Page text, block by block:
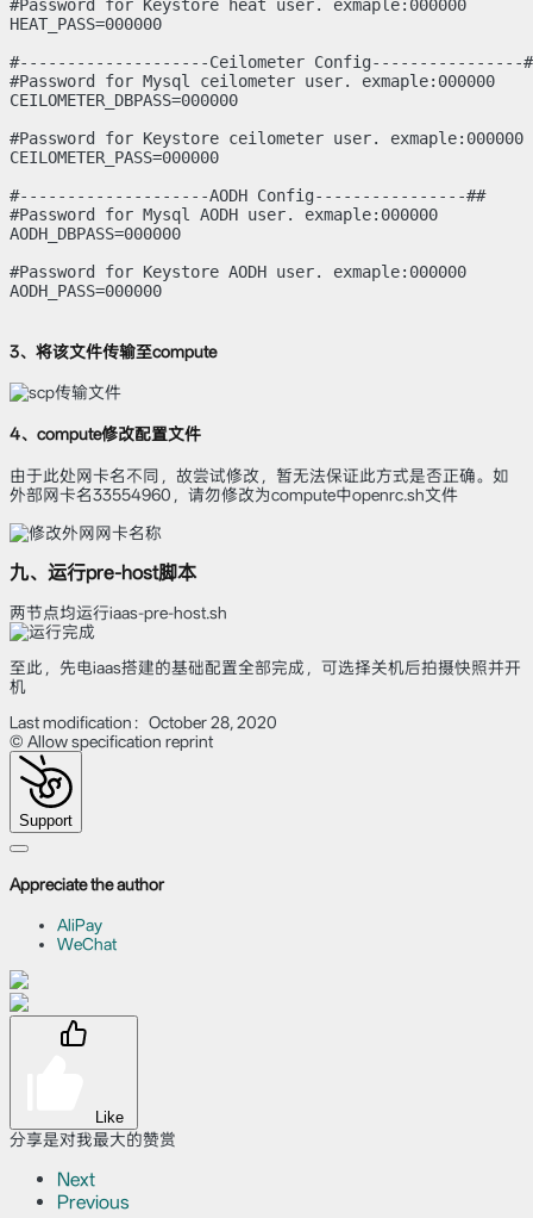
#Password for Keystore heat user. exmaple:000000
HEAT_PASS=000000
#--------------------Ceilometer Config----------------
#Password for Mysql ceilometer user. exmaple:000000
CEILOMETER_DBPASS=000000
#Password for Keystore ceilometer user. exmaple:000000
CEILOMETER_PASS=000000
#--------------------AODH Config----------------##
#Password for Mysql AODH user. exmaple:000000
AODH_DBPASS=000000
#Password for Keystore AODH user. exmaple:000000
AODH_PASS=000000
3、将该文件传输至compute
4、compute修改配置文件
由于此处网卡名不同，故尝试修改，暂无法保证此方式是否正确。如
外部网卡名33554960，请勿修改为compute中openrc.sh文件
九、运行pre-host脚本
两节点均运行iaas-pre-host.sh
至此，先电iaas搭建的基础配置全部完成，可选择关机后拍摄快照并开
机
Last modification：October 28, 2020
© Allow specification reprint
Support
Appreciate the author
AliPay
WeChat
Like
分享是对我最大的赞赏
Next
Previous